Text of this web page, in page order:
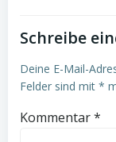
Schreibe
Deine E-Mail-
Felder sind mit *
Kommentar*